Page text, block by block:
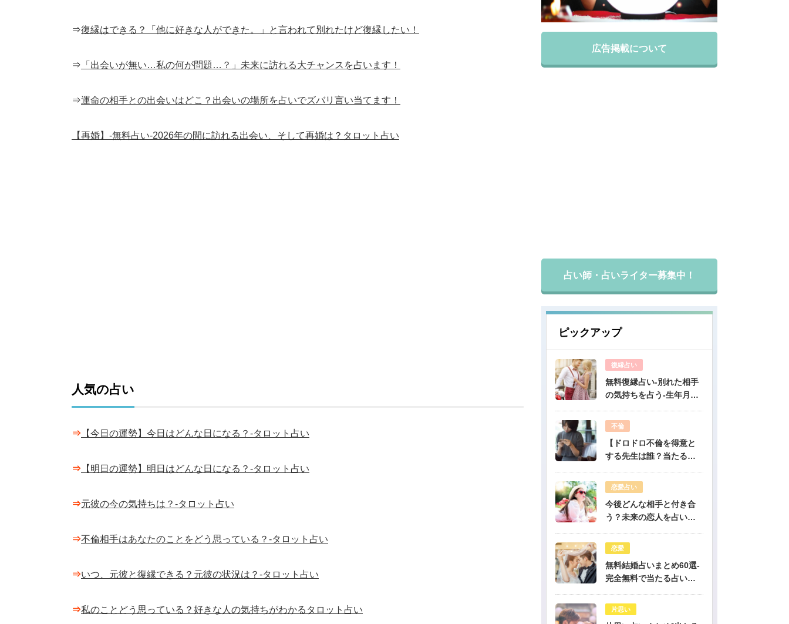
⇒復縁はできる？「他に好きな人ができた。」と言われて別れたけど復縁したい！
⇒ 「出会いが無い…私の何が問題…？」未来に訪れる大チャンスを占います！
⇒運命の相手との出会いはどこ？出会いの場所を占いでズバリ言い当てます！
【再婚】-無料占い-2026年の間に訪れる出会い、そして再婚は？タロット占い
人気の占い
⇒ 【今日の運勢】今日はどんな日になる？-タロット占い
⇒ 【明日の運勢】明日はどんな日になる？-タロット占い
⇒元彼の今の気持ちは？-タロット占い
⇒不倫相手はあなたのことをどう思っている？-タロット占い
⇒いつ、元彼と復縁できる？元彼の状況は？-タロット占い
⇒私のことどう思っている？好きな人の気持ちがわかるタロット占い
広告掲載について
占い師・占いライター募集中！
ピックアップ
復縁占い
無料復縁占い-別れた相手
の気持ちを占う-生年月日
不倫
【ドロドロ不倫を得意と
する先生は誰？当たる電
恋愛占い
今後どんな相手と付き合
う？未来の恋人を占いま
恋愛
無料結婚占いまとめ60選-
完全無料で当たる占いだ
片思い